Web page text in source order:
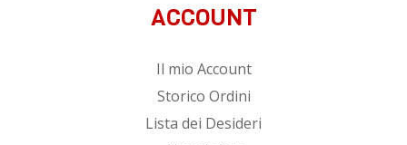
ACCOUNT
Il mio Account
Storico Ordini
Lista dei Desideri